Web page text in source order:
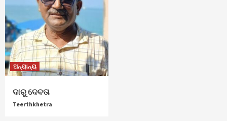
ଅନ୍ୟାନ୍ୟ
ଦାରୁ ଦେବତା
Teerthkhetra